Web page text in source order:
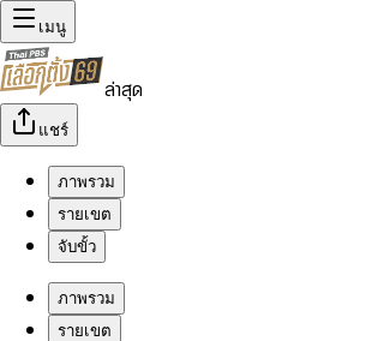
เมนู
ล่าสุด
แชร์
ภาพรวม
รายเขต
จับขั้ว
ภาพรวม
รายเขต